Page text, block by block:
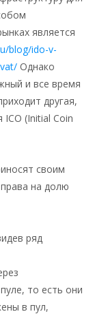
является
blog/ido-v-
Однако
и все время
другая,
(Initial Coin
своим
на долю
ряд
то есть они
в пул,